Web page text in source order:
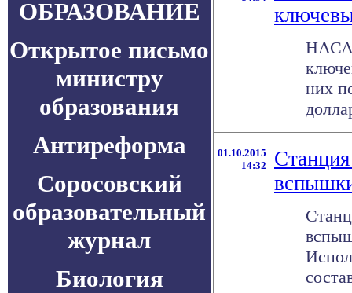
ОБРАЗОВАНИЕ
Открытое письмо
министру
образования
Антиреформа
Соросовский
образовательный
журнал
Биология
НАСА
них
01.10.2015
14:32